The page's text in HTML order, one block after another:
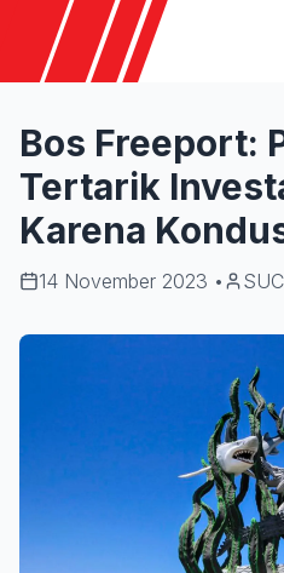
Bos Freeport:
Tertarik
Karena
14 November 2023 •